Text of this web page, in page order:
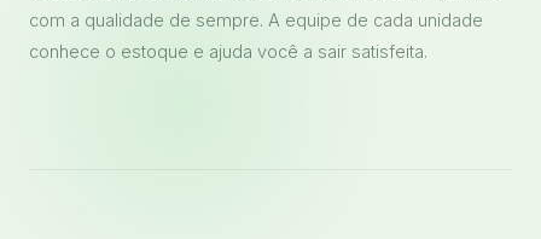
com a qualidade de sempre. A equipe de cada unidade
conhece o estoque e ajuda você a sair satisfeita.